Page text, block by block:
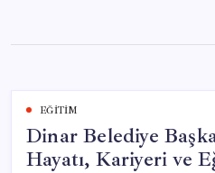
content
EĞITIM
Dinar Belediye
Hayatı, Kariyeri ve